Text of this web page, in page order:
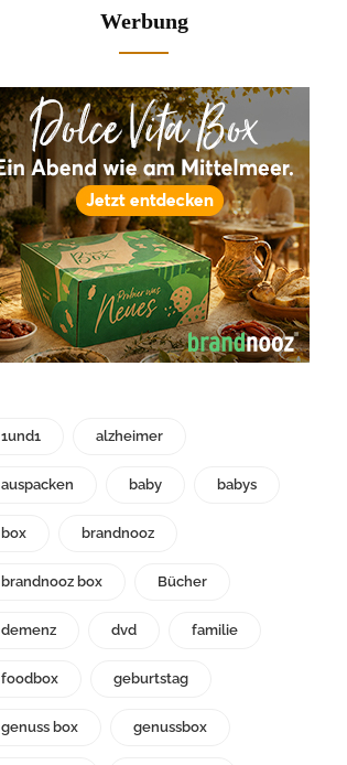
Werbung
1und1 alzheimer
auspacken baby babys
box brandnooz
brandnooz box Bücher
demenz dvd familie
foodbox geburtstag
genuss box genussbox